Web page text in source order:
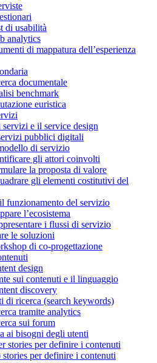
di usabilità
analytics
di mappatura dell’esperienza
documentale
benchmark
euristica
servizi e il service design
pubblici digitali
di servizio
gli attori coinvolti
la proposta di valore
gli elementi costitutivi del
funzionamento del servizio
l’ecosistema
i flussi di servizio
le soluzioni
di co-progettazione
design
sui contenuti e il linguaggio
discovery
di ricerca (search keywords)
tramite analytics
sui forum
ai bisogni degli utenti
stories per definire i contenuti
stories per definire i contenuti